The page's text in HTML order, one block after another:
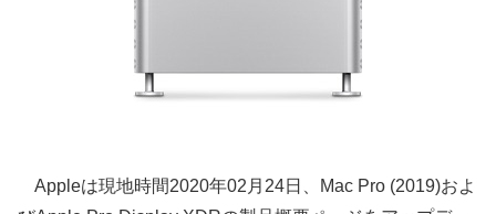
Appleは現地時間2020年02月24日、Mac Pro (2019)およ